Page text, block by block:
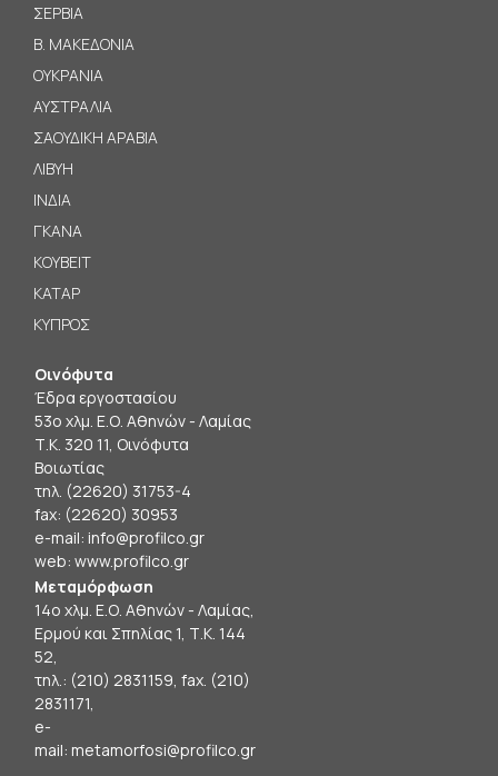
ΣΕΡΒΙΑ
B. ΜΑΚΕΔΟΝΙΑ
ΟΥΚΡΑΝΙΑ
ΑΥΣΤΡΑΛΙΑ
ΣΑΟΥΔΙΚΗ ΑΡΑΒΙΑ
ΛΙΒΥΗ
ΙΝΔΙΑ
ΓΚΑΝΑ
ΚΟΥΒΕΙΤ
ΚΑΤΑΡ
ΚΥΠΡΟΣ
Οινόφυτα
Έδρα εργοστασίου
53ο χλμ. Ε.Ο. Αθηνών - Λαμίας
Τ.Κ. 320 11, Οινόφυτα
Βοιωτίας
τηλ. (22620) 31753-4
fax: (22620) 30953
e-mail: info@profilco.gr
web: www.profilco.gr
Μεταμόρφωση
14ο χλμ. Ε.Ο. Αθηνών - Λαμίας,
Ερμού και Σπηλίας 1, Τ.Κ. 144
52,
τηλ.: (210) 2831159, fax. (210)
2831171,
e-
mail: metamorfosi@profilco.gr